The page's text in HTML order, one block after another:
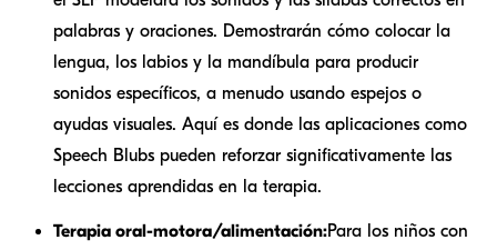
palabras y oraciones. Demostrarán cómo colocar la
lengua, los labios y la mandíbula para producir
sonidos específicos, a menudo usando espejos o
ayudas visuales. Aquí es donde las aplicaciones como
Speech Blubs pueden reforzar significativamente las
lecciones aprendidas en la terapia.
Terapia oral-motora/alimentación:Para los niños con